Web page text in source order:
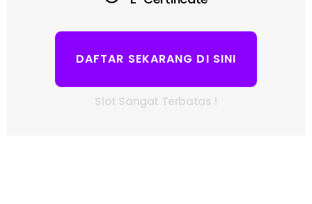
DAFTAR SEKARANG DI SINI
Slot Sangat Terbatas !